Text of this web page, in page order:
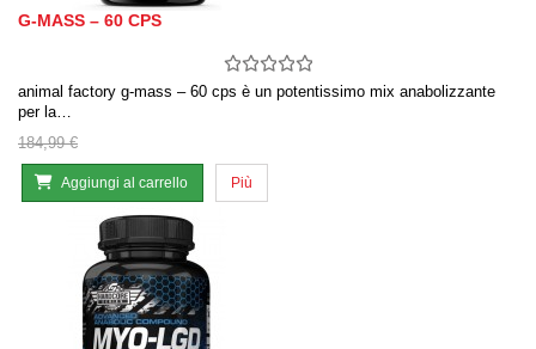
G-MASS – 60 CPS
animal factory g-mass – 60 cps è un potentissimo mix anabolizzante
per la…
184,99 €
Aggiungi al carrello Più